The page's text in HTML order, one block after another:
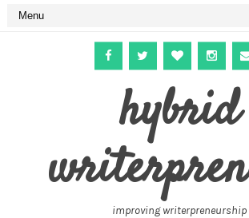
hybrid
improving writerpreneurship